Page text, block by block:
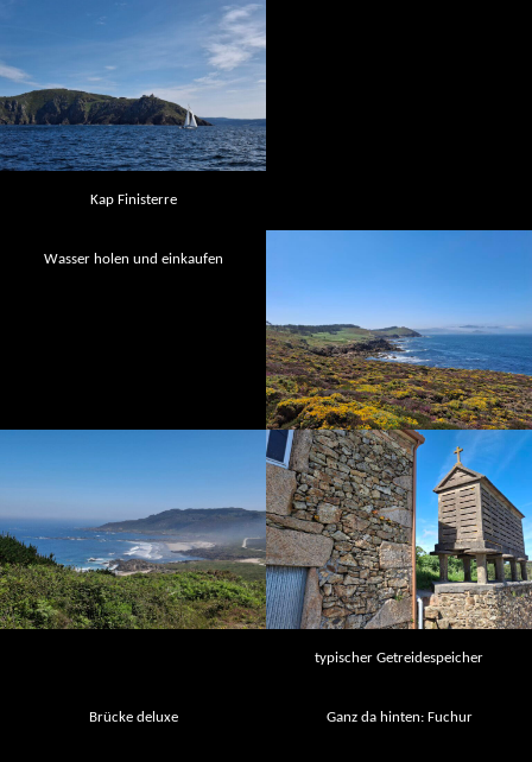
Kap Finisterre
Wasser holen und einkaufen
typischer Getreidespeicher
Brücke deluxe Ganz da hinten: Fuchur